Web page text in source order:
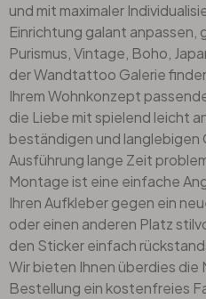
und mit maximaler
Einrichtung galant anpassen,
Purismus,Vintage, Boho,
der Wandtattoo Galerie
Ihrem Wohnkonzept
die Liebe mit spielend leicht
beständigen und
Ausführung lange Zeit
Montage ist eine einfache
Ihren Aufkleber gegen ein
oder einen anderen Platz
den Sticker einfach
Wir bieten Ihnen überdies die
Bestellung ein kostenfreies